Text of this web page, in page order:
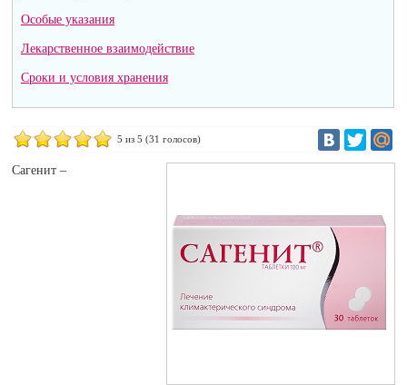
Особые указания
Лекарственное взаимодействие
Сроки и условия хранения
5 из 5 (31 голосов)
Сагенит –